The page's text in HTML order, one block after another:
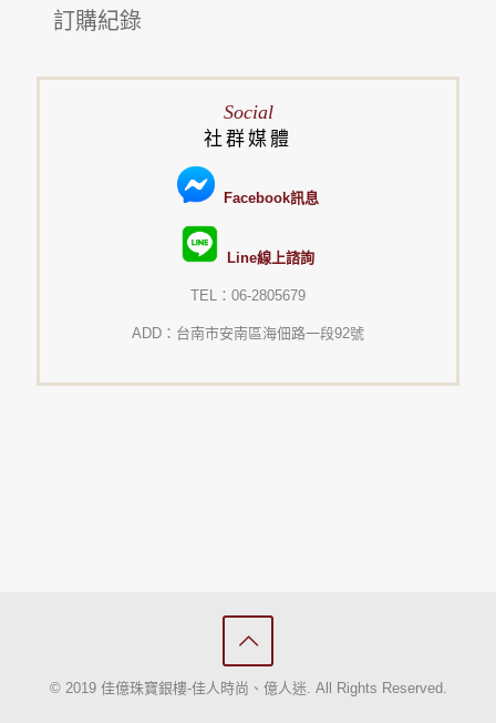
訂購紀錄
Social
社群媒體
Facebook訊息
Line線上諮詢
TEL：06-2805679
ADD：台南市安南區海佃路一段92號
© 2019 佳億珠寶銀樓-佳人時尚、億人迷. All Rights Reserved.